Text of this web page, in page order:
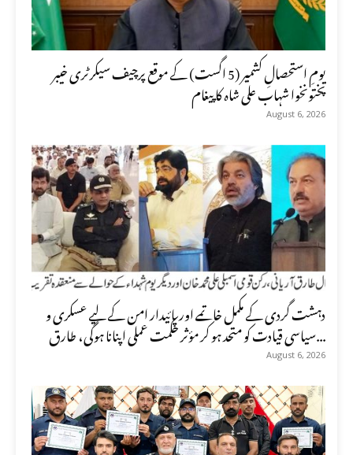
یومِ استحصالِ کشمیر (5 اگست) کے موقع پرچیف سیکرٹری خیبر
پختونخوا شہاب علی شاہ کا پیغام
August 6, 2026
دہشت گردی کے مکمل خاتمے اور پائیدار امن کے لیے عسکری و
سیاسی قیادت کو متحد ہو کر مؤثر حکمت عملی اپنانا ہوگی، طارق...
August 6, 2026